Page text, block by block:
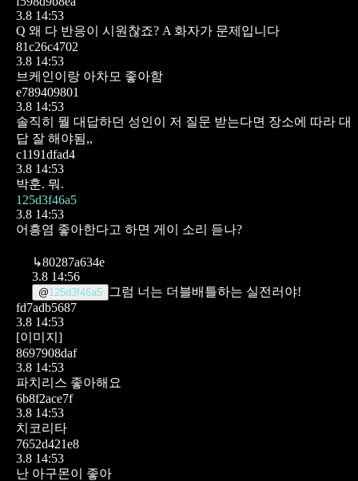
3.8 14:53
Q 왜 다 반응이 시원찮죠? A 화자가 문제입니다
81c26c4702
3.8 14:53
브케인이랑 아차모 좋아함
e789409801
3.8 14:53
솔직히 뭘 대답하던 성인이 저 질문 받는다면 장소에 따라 대
답 잘 해야됨,,
c1191dfad4
3.8 14:53
박훈. 뭐.
125d3f46a5
3.8 14:53
어흥염 좋아한다고 하면 게이 소리 듣나?
↳80287a634e
3.8 14:56
@125d3f46a5
그럼 너는 더블배틀하는 실전러야!
fd7adb5687
3.8 14:53
[이미지]
8697908daf
3.8 14:53
파치리스 좋아해요
6b8f2ace7f
3.8 14:53
치코리타
7652d421e8
3.8 14:53
난 아구몬이 좋아